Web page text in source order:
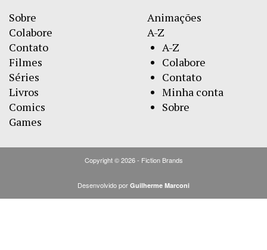
Sobre
Colabore
Contato
Filmes
Séries
Livros
Comics
Games
Animações
A-Z
A-Z
Colabore
Contato
Minha conta
Sobre
Copyright © 2026 - Fiction Brands
Desenvolvido por Guilherme Marconi